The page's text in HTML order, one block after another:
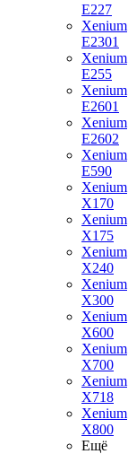
E227
Xenium
E2301
Xenium
E255
Xenium
E2601
Xenium
E2602
Xenium
E590
Xenium
X170
Xenium
X175
Xenium
X240
Xenium
X300
Xenium
X600
Xenium
X700
Xenium
X718
Xenium
X800
Ещё